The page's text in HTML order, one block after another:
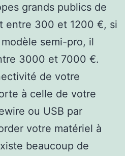
grands publics de
entre 300 et 1200 €, si
semi-pro, il
3000 et 7000 €.
de votre
à celle de votre
ou USB par
votre matériel à
beaucoup de